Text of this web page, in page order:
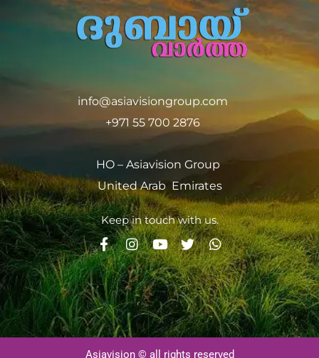
info@asiavisiongroup.com
+971 55 700 2876
HO – Asiavision Group
United Arab Emirates
Keep in touch with us.
Asiavision © all rights reserved